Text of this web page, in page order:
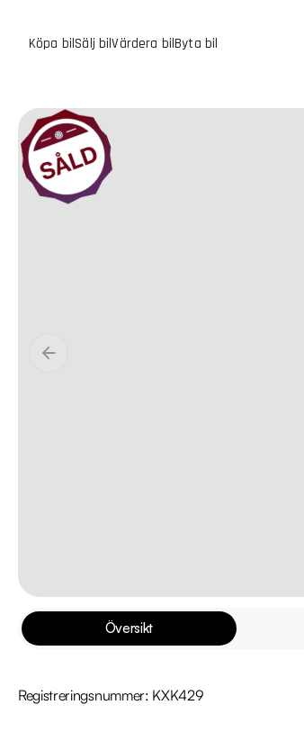
Köpa bilSälj bilVärdera bilByta bil
Översikt
Registreringsnummer: KXK429